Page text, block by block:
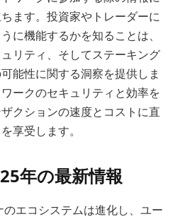
ます。投資家やトレーダーに
に機能するかを知ることは、
リティ、そしてステーキング
能性に関する洞察を提供しま
ークのセキュリティと効率を
クションの速度とコストに直
享受します。
年の最新情報
エコシステムは進化し、ユー